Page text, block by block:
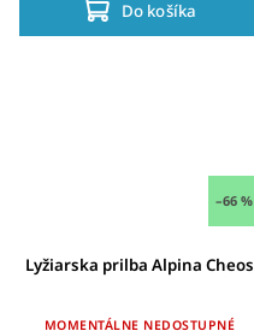
Do košíka
–66 %
Lyžiarska prilba Alpina Cheos
MOMENTÁLNE NEDOSTUPNÉ